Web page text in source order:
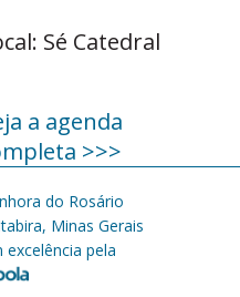
Sé Catedral
a agenda
>>>
do Rosário
Minas Gerais
pela